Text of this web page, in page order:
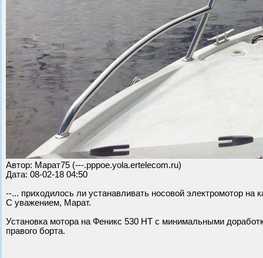
Автор: Марат75 (---.pppoe.yola.ertelecom.ru)
Дата: 08-02-18 04:50
--... приходилось ли устанавливать носовой электромотор на
С уважением, Марат.
Установка мотора на Феникс 530 НТ с минимальными
правого борта.